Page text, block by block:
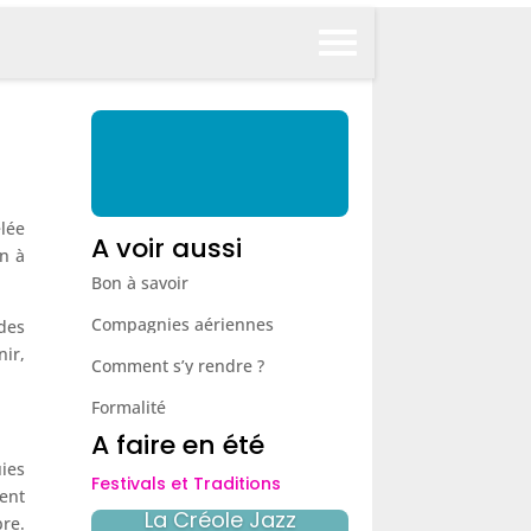
à
A voir aussi
Bon à savoir
Compagnies aériennes
Comment s’y rendre ?
Formalité
A faire en été
Festivals et Traditions
La Créole Jazz